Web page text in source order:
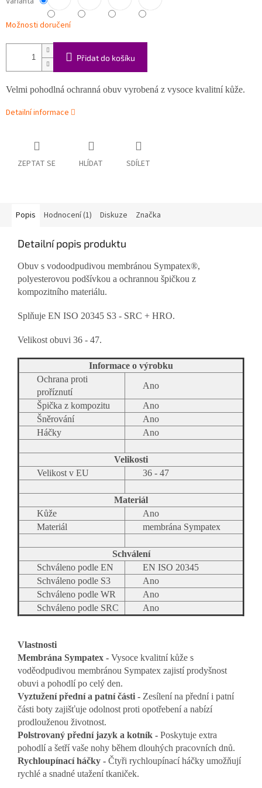
Možnosti doručení
Přidat do košíku
Velmi pohodlná ochranná obuv vyrobená z vysoce kvalitní kůže.
Detailní informace
ZEPTAT SE HLÍDAT SDÍLET
Popis Hodnocení (1) Diskuze Značka
Detailní popis produktu
Obuv s vodoodpudivou membránou Sympatex®,
polyesterovou podšívkou a ochrannou špičkou z
kompozitního materiálu.
Splňuje EN ISO 20345 S3 - SRC + HRO.
Velikost obuvi 36 - 47.
Informace o výrobku
Ochrana proti
proříznutí
Ano
Špička z kompozitu
Ano
Šněrování
Ano
Háčky
Ano
Velikosti
Velikost v EU
36 - 47
Materiál
Kůže
Ano
Materiál
membrána Sympatex
Schválení
Schváleno podle EN
EN ISO 20345
Schváleno podle S3
Ano
Schváleno podle WR
Ano
Schváleno podle SRC
Ano
Vlastnosti
Membrána Sympatex - Vysoce kvalitní kůže s
voděodpudivou membránou Sympatex zajistí prodyšnost
obuvi a pohodlí po celý den.
Vyztužení přední a patní části - Zesílení na přední i patní
části boty zajišťuje odolnost proti opotřebení a nabízí
prodlouženou životnost.
Polstrovaný přední jazyk a kotník - Poskytuje extra
pohodlí a šetří vaše nohy během dlouhých pracovních dnů.
Rychloupínací háčky - Čtyři rychloupínací háčky umožňují
rychlé a snadné utažení tkaniček.